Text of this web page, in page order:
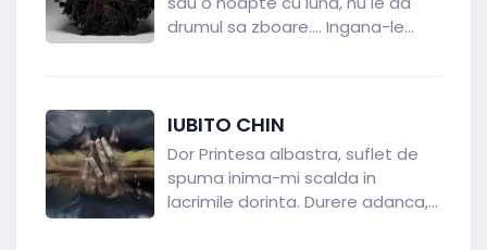
drumul sa zboare.... Ingana-le...
IUBITO CHIN
Dor Printesa albastra, suflet de
spuma inima-mi scalda in
lacrimile dorinta. Durere adanca,...